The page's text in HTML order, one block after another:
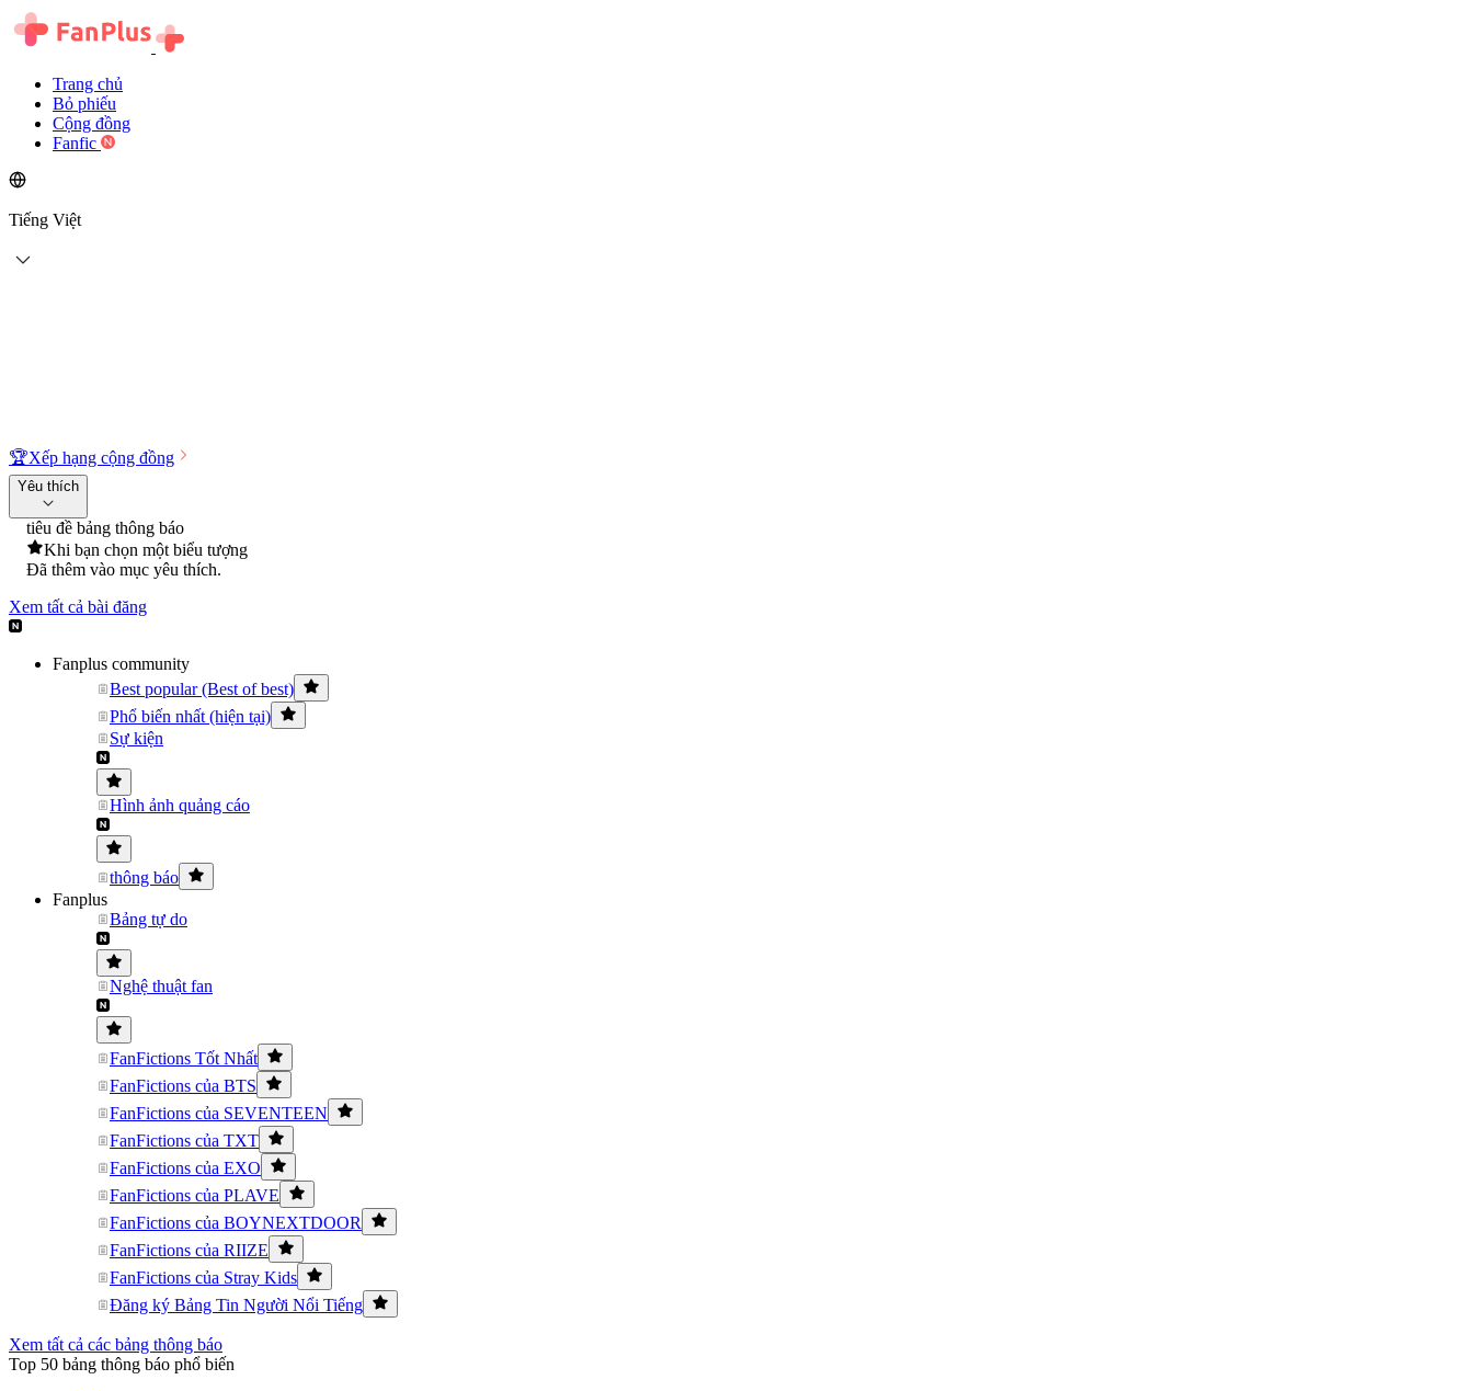
Trang chủ
Bỏ phiếu
Cộng đồng
Fanfic
Tiếng Việt
🏆Xếp hạng cộng đồng
Yêu thích
tiêu đề bảng thông báo
Khi bạn chọn một biểu tượng
Đã thêm vào mục yêu thích.
Xem tất cả bài đăng
Fanplus community
Best popular (Best of best)
Phổ biến nhất (hiện tại)
Sự kiện
Hình ảnh quảng cáo
thông báo
Fanplus
Bảng tự do
Nghệ thuật fan
FanFictions Tốt Nhất
FanFictions của BTS
FanFictions của SEVENTEEN
FanFictions của TXT
FanFictions của EXO
FanFictions của PLAVE
FanFictions của BOYNEXTDOOR
FanFictions của RIIZE
FanFictions của Stray Kids
Đăng ký Bảng Tin Người Nổi Tiếng
Xem tất cả các bảng thông báo
Top 50 bảng thông báo phổ biến